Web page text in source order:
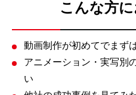
こんな方に
動画制作が初めてでまず
アニメーション・実写別
い